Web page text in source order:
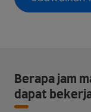
Berapa jam
dapat